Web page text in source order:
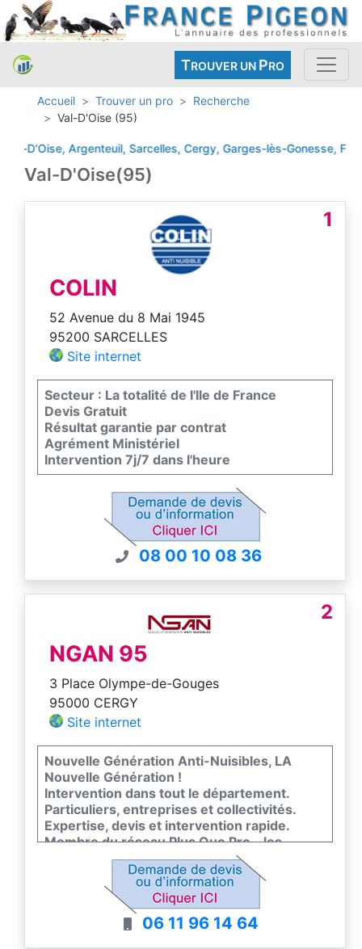
TROUVER UN PRO
Accueil Trouver un pro
Recherche
Val-D'Oise (95)
Argenteuil, Sarcelles, Cergy, Garges-lès-Gonesse,
Val-D'Oise(95)
1
COLIN
52 Avenue du 8 Mai 1945
95200 SARCELLES
Site internet
Secteur : La totalité de l'Ile de France
Devis Gratuit
Résultat garantie par contrat
Agrément Ministériel
Intervention 7j/7 dans l'heure
08 00 10 08 36
2
NGAN 95
3 Place Olympe-de-Gouges
95000 CERGY
Site internet
Nouvelle Génération Anti-Nuisibles, LA
Nouvelle Génération !
Intervention dans tout le département.
Particuliers, entreprises et collectivités.
Expertise, devis et intervention rapide.
Membre du réseau Plus Que Pro - les
meilleurs entreprises de France
06 11 96 14 64